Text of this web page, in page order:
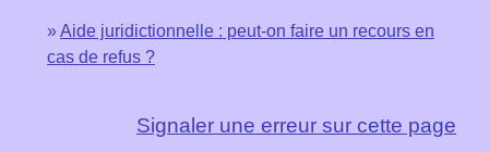
Aide juridictionnelle : peut-on faire un recours en
cas de refus ?
Signaler une erreur sur cette page